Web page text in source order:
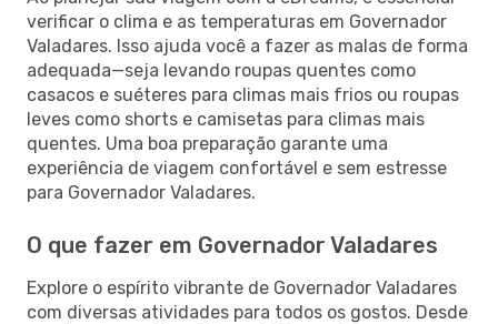
verificar o clima e as temperaturas em Governador
Valadares. Isso ajuda você a fazer as malas de forma
adequada—seja levando roupas quentes como
casacos e suéteres para climas mais frios ou roupas
leves como shorts e camisetas para climas mais
quentes. Uma boa preparação garante uma
experiência de viagem confortável e sem estresse
para Governador Valadares.
O que fazer em Governador Valadares
Explore o espírito vibrante de Governador Valadares
com diversas atividades para todos os gostos. Desde